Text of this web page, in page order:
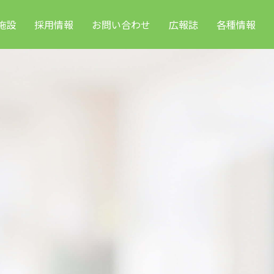
設 採用情報 お問い合わせ 広報誌 各種情報